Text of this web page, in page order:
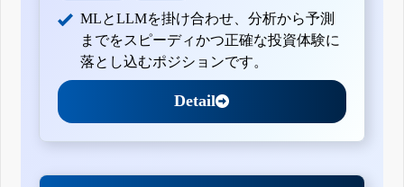
MLとLLMを掛け合わせ、分析から予測
までをスピーディかつ正確な投資体験に
落とし込むポジションです。
Detail